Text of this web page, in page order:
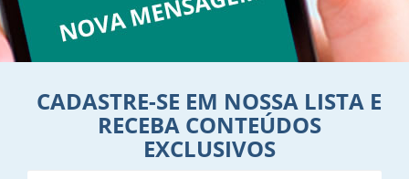
CADASTRE-SE EM NOSSA LISTA E
RECEBA CONTEÚDOS
EXCLUSIVOS